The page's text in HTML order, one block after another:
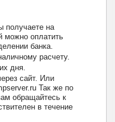
получаете на
можно оплатить
банка.
расчету.
дня.
сайт. Или
Так же по
обращайтесь к
в течение